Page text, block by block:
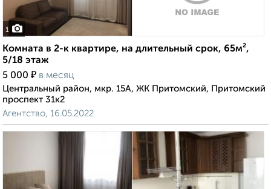
1
Комната в 2-к квартире, на длительный срок, 65м²,
5/18 этаж
5 000 ₽ в месяц
Центральный район, мкр. 15А, ЖК Притомский, Притомский
проспект 31к2
Агентство, 16.05.2022